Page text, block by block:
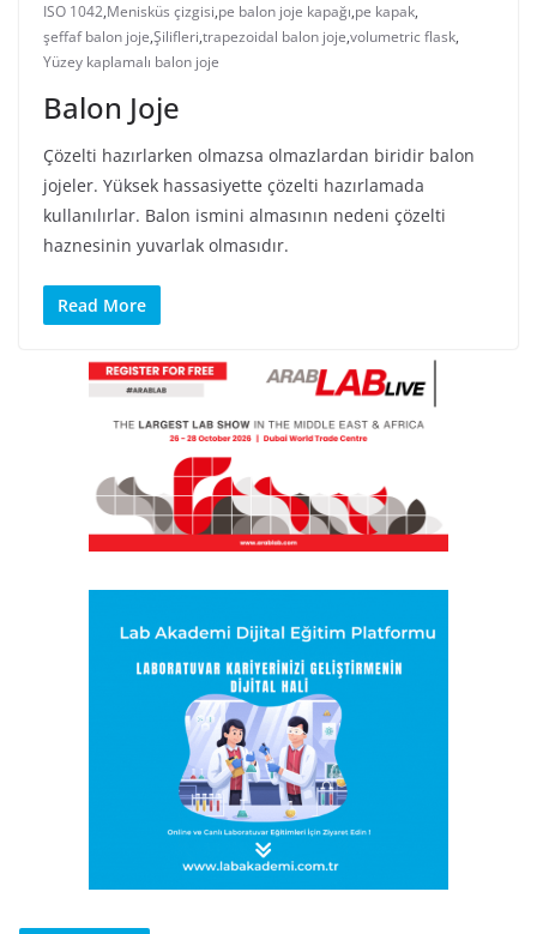
ISO 1042,Menisküs çizgisi,pe balon joje kapağı,pe kapak,
şeffaf balon joje,Şilifleri,trapezoidal balon joje,volumetric flask,
Yüzey kaplamalı balon joje
Balon Joje
Çözelti hazırlarken olmazsa olmazlardan biridir balon
jojeler. Yüksek hassasiyette çözelti hazırlamada
kullanılırlar. Balon ismini almasının nedeni çözelti
haznesinin yuvarlak olmasıdır.
Read More